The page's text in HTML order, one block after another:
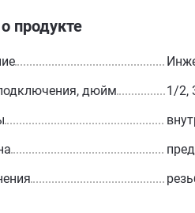
продукте
дюйм
1/2,